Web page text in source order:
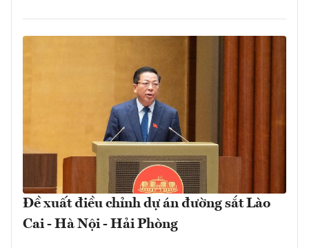
Đề xuất điều chỉnh dự án đường sắt Lào
Cai - Hà Nội - Hải Phòng